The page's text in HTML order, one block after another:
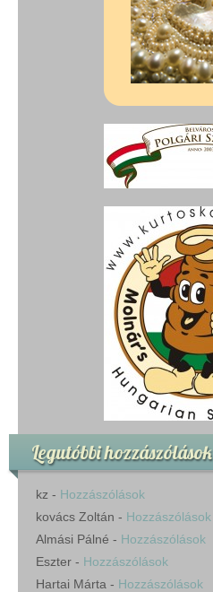
Legutóbbi hozzászólások
kz - Hozzászólások
kovács Zoltán - Hozzászólások
Almási Pálné - Hozzászólások
Eszter - Hozzászólások
Hartai Márta - Hozzászólások